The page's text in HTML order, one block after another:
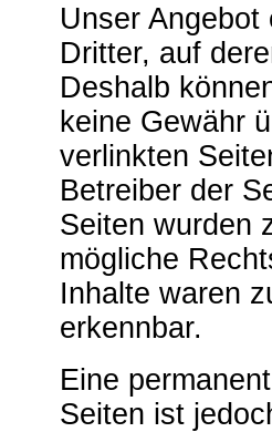
Unser
Dritter, auf
Deshalb
keine Gewähr
verlinkten
Betreiber der
Seiten wurden
mögliche
Inhalte waren
erkennbar.
Eine
Seiten ist